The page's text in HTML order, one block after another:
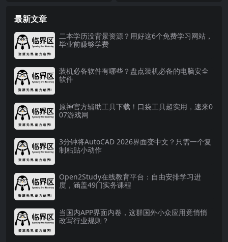
最新文章
二本学历没背景资源？用好这6个免费学习网站，
毕业前赚够学费
装机必备软件有哪些？盘点装机必备的电脑安全
软件
原神官方辅助工具下载！口袋工具超实用，速来0
07游戏网
3分钟将AutoCAD 2026界面变中文？只需一个复
制粘贴小动作
Open2Study在线教育平台：自由安排学习进
度，涵盖49门实务课程
当国内APP界面内卷，这群国外小众应用竟悄悄
改写行业规则？